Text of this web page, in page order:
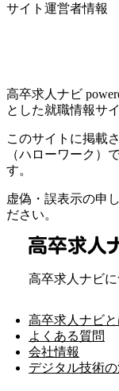
サイト運営者情報
高卒求人ナビ
とした就職情報サ
このサイトに掲載
（ハローワーク）
す。
虚偽・誤表示の申
ださい。
高卒求人ナビ
高卒求人ナビと
よくある質問
会社情報
デジタル技術